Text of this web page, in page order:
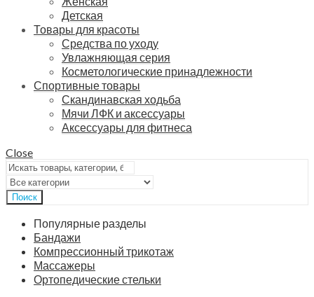
Детская
Товары для красоты
Средства по уходу
Увлажняющая серия
Косметологические принадлежности
Спортивные товары
Скандинавская ходьба
Мячи ЛФК и аксессуары
Аксессуары для фитнеса
Close
Поиск
Популярные разделы
Бандажи
Компрессионный трикотаж
Массажеры
Ортопедические стельки